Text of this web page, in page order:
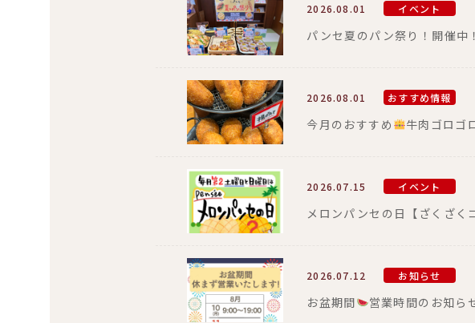
2026.08.01 イベント
パンセ夏のパン祭り！開催中！
2026.08.01 おすすめ情報
今月のおすすめ 牛肉ゴロゴ
2026.07.15 イベント
メロンパンセの日【ざくざく
2026.07.12 お知らせ
お盆期間 営業時間のお知ら